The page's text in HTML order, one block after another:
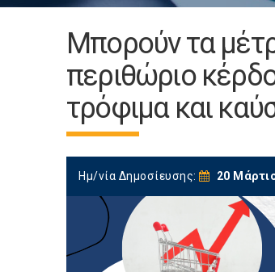
Μπορούν τα
περιθώριο
τρόφιμα και
Ημ/νία Δημοσίευσης: 20